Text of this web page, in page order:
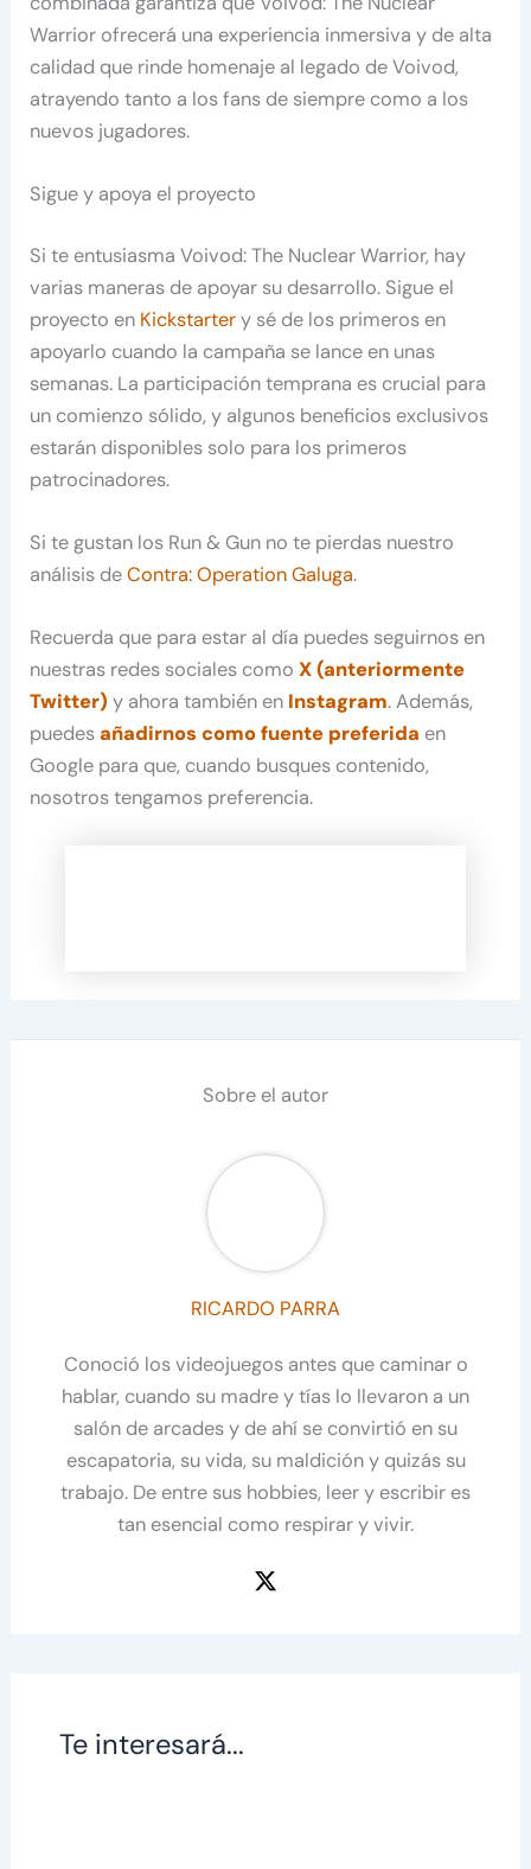
Warrior ofrecerá una experiencia inmersiva y de alta
calidad que rinde homenaje al legado de Voivod,
atrayendo tanto a los fans de siempre como a los
nuevos jugadores.
Sigue y apoya el proyecto
Si te entusiasma Voivod: The Nuclear Warrior, hay
varias maneras de apoyar su desarrollo. Sigue el
proyecto en Kickstartery sé de los primeros en
apoyarlo cuando la campaña se lance en unas
semanas. La participación temprana es crucial para
un comienzo sólido, y algunos beneficios exclusivos
estarán disponibles solo para los primeros
patrocinadores.
Si te gustan los Run & Gun no te pierdas nuestro
análisis deContra: Operation Galuga.
Recuerda que para estar al día puedes seguirnos en
nuestras redes sociales comoX (anteriormente
Twitter) y ahora también en Instagram. Además,
puedesañadirnos como fuente preferida en
Google para que, cuando busques contenido,
nosotros tengamos preferencia.
Sobre el autor
RICARDO PARRA
Conoció los videojuegos antes que caminar o
hablar, cuando su madre y tías lo llevaron a un
salón de arcades y de ahí se convirtió en su
escapatoria, su vida, su maldición y quizás su
trabajo. De entre sus hobbies, leer y escribir es
tan esencial como respirar y vivir.
Te interesará...